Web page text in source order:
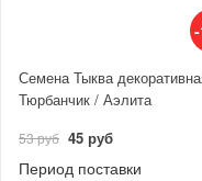
Семена Тыква
Тюрбанчик / Аэлита
53 руб 45 руб
Период поставки